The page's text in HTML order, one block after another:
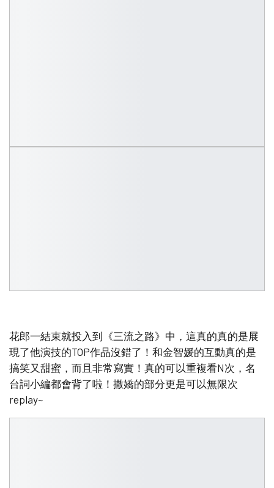
花郎一結束就投入到《三流之路》中，這真的真的是展
現了他演技的TOP作品沒錯了！和金智媛的互動真的是
搞笑又甜蜜，而且非常寫實！真的可以重複看N次，名
台詞小編都會背了啦！撒嬌的部分更是可以無限次
replay~